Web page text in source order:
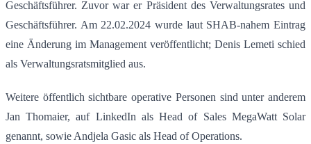
Geschäftsführer. Zuvor war er Präsident des Verwaltungsrates und
Geschäftsführer. Am 22.02.2024 wurde laut SHAB-nahem Eintrag
eine Änderung im Management veröffentlicht; Denis Lemeti schied
als Verwaltungsratsmitglied aus.
Weitere öffentlich sichtbare operative Personen sind unter anderem
Jan Thomaier, auf LinkedIn als Head of Sales MegaWatt Solar
genannt, sowie Andjela Gasic als Head of Operations.